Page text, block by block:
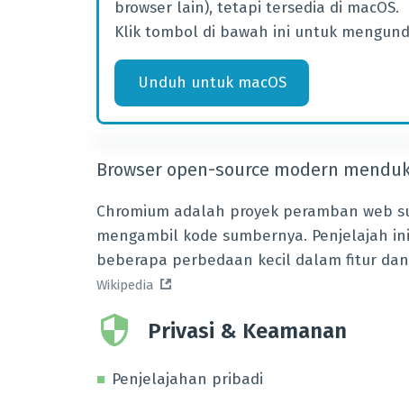
browser lain), tetapi tersedia di macOS.
Klik tombol di bawah ini untuk
Unduh untuk macOS
Browser open-source modern
Chromium adalah proyek peramban web
mengambil kode sumbernya. Penjelajah
beberapa perbedaan kecil dalam fitur
Wikipedia
Privasi & Keamanan
Penjelajahan pribadi